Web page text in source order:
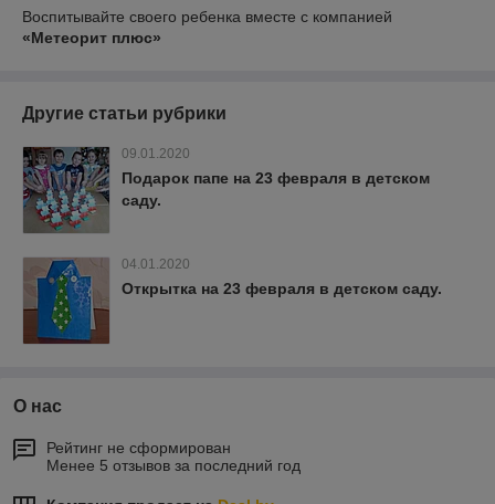
Воспитывайте своего ребенка вместе с компанией
«Метеорит плюс»
Другие статьи рубрики
09.01.2020
Подарок папе на 23 февраля в детском
саду.
04.01.2020
Открытка на 23 февраля в детском саду.
О нас
Рейтинг не сформирован
Менее 5 отзывов за последний год